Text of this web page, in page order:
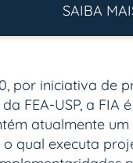
SAIBA
por iniciativa de
FEA-USP, a FIA
atualmente um
o qual executa